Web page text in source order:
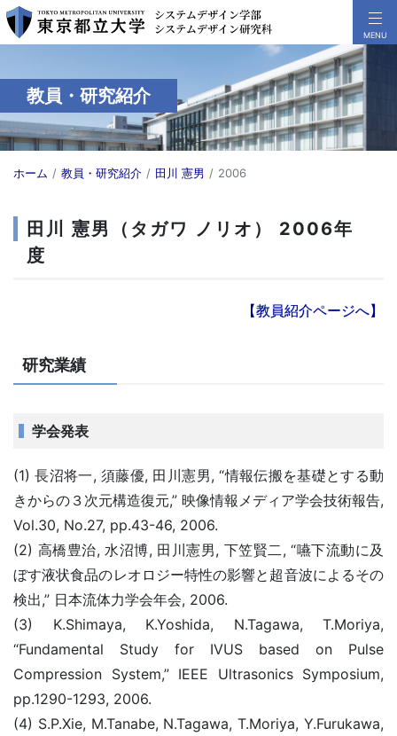
教員・研究紹介
ホーム 教員・研究紹介 田川 憲男 2006
田川 憲男（タガワ ノリオ） 2006年
度
【教員紹介ページへ】
研究業績
学会発表
(1) 長沼将一, 須藤優, 田川憲男, “情報伝搬を基礎とする動
きからの３次元構造復元,” 映像情報メディア学会技術報告,
Vol.30, No.27, pp.43-46, 2006.
(2) 高橋豊治, 水沼博, 田川憲男, 下笠賢二, “嚥下流動に及
ぼす液状食品のレオロジー特性の影響と超音波によるその
検出,” 日本流体力学会年会, 2006.
(3) K.Shimaya, K.Yoshida, N.Tagawa, T.Moriya,
“Fundamental Study for IVUS based on Pulse
Compression System,” IEEE Ultrasonics Symposium,
pp.1290-1293, 2006.
(4) S.P.Xie, M.Tanabe, N.Tagawa, T.Moriya, Y.Furukawa,